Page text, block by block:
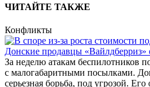
ЧИТАЙТЕ ТАКЖЕ
Конфликты
Донские продавцы «Вайлдберриз»
За неделю атакам беспилотников
с малогабаритными посылками.
серьезная борьба, под угрозой.